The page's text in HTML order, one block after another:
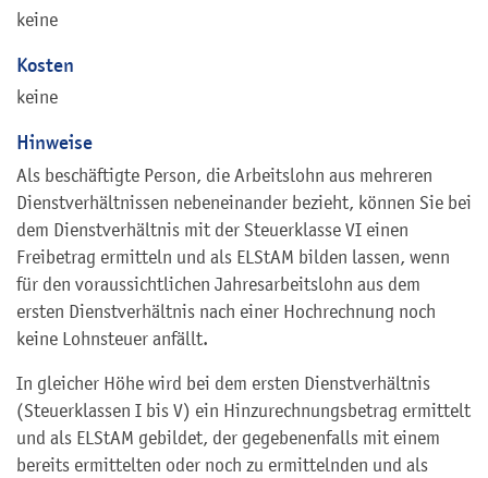
keine
Kosten
keine
Hinweise
Als beschäftigte Person, die Arbeitslohn aus mehreren
Dienstverhältnissen nebeneinander bezieht, können Sie bei
dem Dienstverhältnis mit der Steuerklasse VI einen
Freibetrag ermitteln und als ELStAM bilden lassen, wenn
für den voraussichtlichen Jahresarbeitslohn aus dem
ersten Dienstverhältnis nach einer Hochrechnung noch
keine Lohnsteuer anfällt.
In gleicher Höhe wird bei dem ersten Dienstverhältnis
(Steuerklassen I bis V) ein Hinzurechnungsbetrag ermittelt
und als ELStAM gebildet, der gegebenenfalls mit einem
bereits ermittelten oder noch zu ermittelnden und als